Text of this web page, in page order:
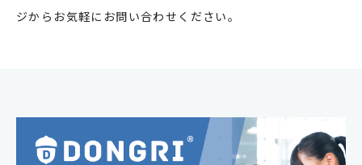
ジからお気軽にお問い合わせください。